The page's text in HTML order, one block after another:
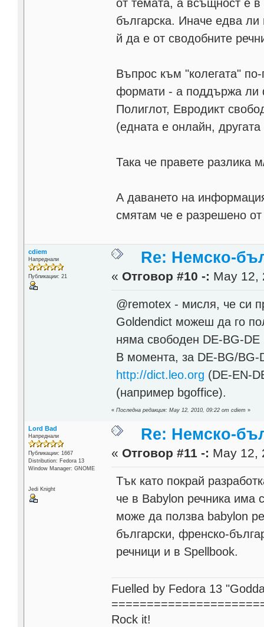
от темата, а всъщност е
българска. Иначе едва
й да е от сводобните
Въпрос към "колегата"
формати - а поддържа ли
Полиглот, Евродикт
(едната е онлайн,
Така че правете разлика
А даването на
смятам че е разрешено
cdiem
Напреднали
Публикации: 21
Re: Немско-
« Отговор #10 -: May 12,
@remotex - мисля, че си
Goldendict можеш да го
няма свободен DE-BG-DE
В момента, за DE-BG/
http://dict.leo.org (DE-EN-
(например bgoffice).
«Последна редакция: May 12, 2010, 09:22 от cdiem »
Lord Bad
Напреднали
Публикации: 1667
Distribution: Fedora 13
Window Manager: GNOME
Jedi Knight
Re: Немско-
« Отговор #11 -: May 12,
Тък като покрай
че в Babylon речника има
може да ползва babylon
български, френско-
речници и в Spellbook.
Fuelled by Fedora 13
Rock it!